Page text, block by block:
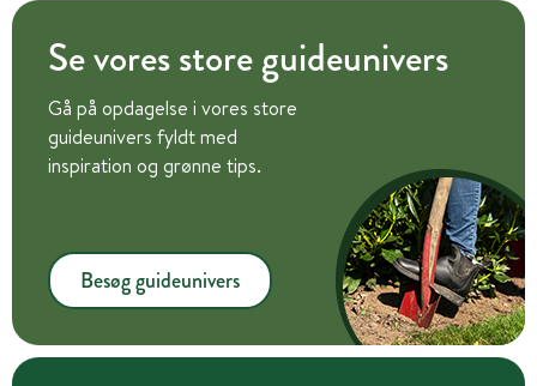
Se vores store guideunivers
Gå på opdagelse i vores store
guideunivers fyldt med
inspiration og grønne tips.
Besøg guideunivers